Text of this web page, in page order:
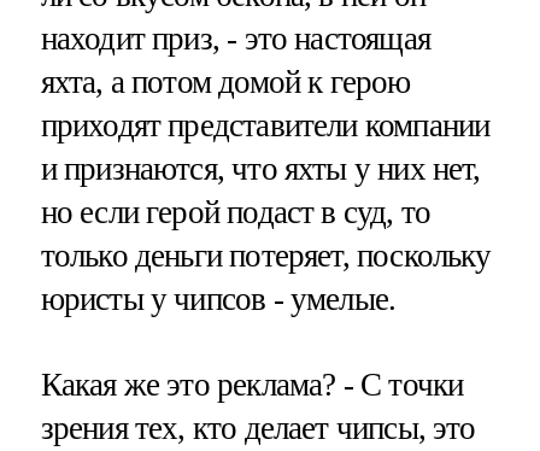
находит приз, - это настоящая
яхта, а потом домой к герою
приходят представители компании
и признаются, что яхты у них нет,
но если герой подаст в суд, то
только деньги потеряет, поскольку
юристы у чипсов - умелые.
Какая же это реклама? - С точки
зрения тех, кто делает чипсы, это